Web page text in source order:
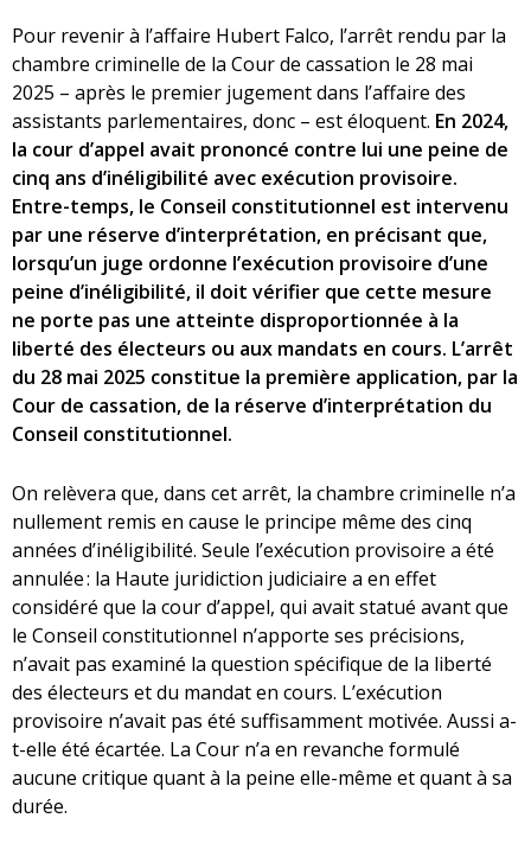
Pour revenir à l’affaire Hubert Falco, l’arrêt rendu par la
chambre criminelle de la Cour de cassation le 28 mai
2025 – après le premier jugement dans l’affaire des
assistants parlementaires, donc – est éloquent. En 2024,
la cour d’appel avait prononcé contre lui une peine de
cinq ans d’inéligibilité avec exécution provisoire.
Entre-temps, le Conseil constitutionnel est intervenu
par une réserve d’interprétation, en précisant que,
lorsqu’un juge ordonne l’exécution provisoire d’une
peine d’inéligibilité, il doit vérifier que cette mesure
ne porte pas une atteinte disproportionnée à la
liberté des électeurs ou aux mandats en cours. L’arrêt
du 28 mai 2025 constitue la première application, par la
Cour de cassation, de la réserve d’interprétation du
Conseil constitutionnel.
On relèvera que, dans cet arrêt, la chambre criminelle n’a
nullement remis en cause le principe même des cinq
années d’inéligibilité. Seule l’exécution provisoire a été
annulée : la Haute juridiction judiciaire a en effet
considéré que la cour d’appel, qui avait statué avant que
le Conseil constitutionnel n’apporte ses précisions,
n’avait pas examiné la question spécifique de la liberté
des électeurs et du mandat en cours. L’exécution
provisoire n’avait pas été suffisamment motivée. Aussi a-
t-elle été écartée. La Cour n’a en revanche formulé
aucune critique quant à la peine elle-même et quant à sa
durée.